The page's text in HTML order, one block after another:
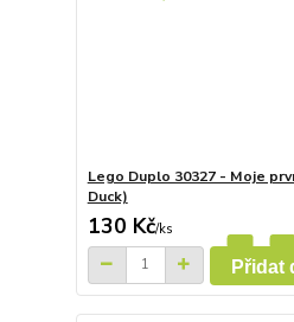
Lego Duplo 30327 - Moje
Duck)
130 Kč/ks
Přidat